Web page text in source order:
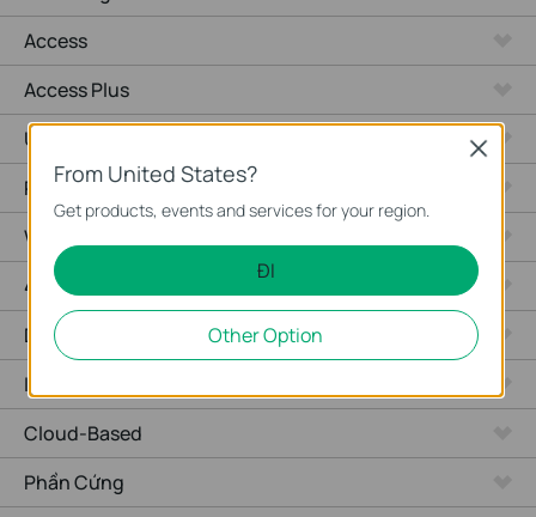
Access
Access Plus
Unmanaged
Router Có Dây
WiFi Router
4G WiFi Router
DSL Gateways
Integrated Router
Cloud-Based
Phần Cứng
From United States?
Get products, events and services for your region.
ĐI
Other Option
Close